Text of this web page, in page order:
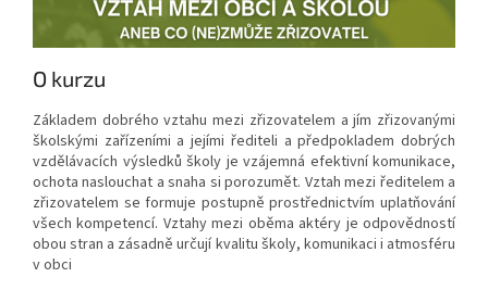
O kurzu
Základem dobrého vztahu mezi zřizovatelem a jím zřizovanými
školskými zařízeními a jejími řediteli a předpokladem dobrých
vzdělávacích výsledků školy je vzájemná efektivní komunikace,
ochota naslouchat a snaha si porozumět. Vztah mezi ředitelem a
zřizovatelem se formuje postupně prostřednictvím uplatňování
všech kompetencí. Vztahy mezi oběma aktéry je odpovědností
obou stran a zásadně určují kvalitu školy, komunikaci i atmosféru
v obci